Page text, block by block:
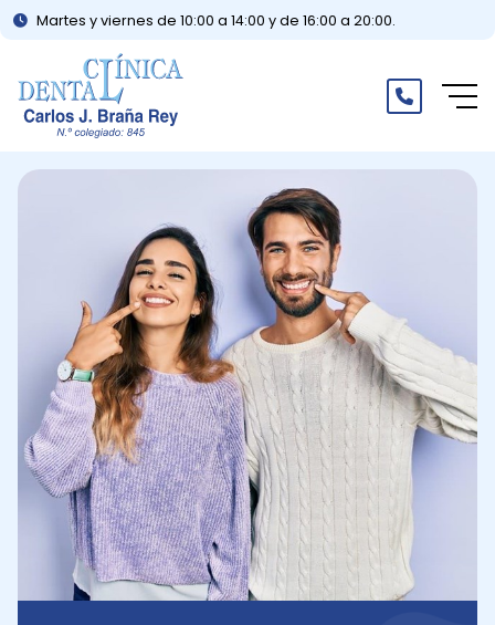
Martes y viernes de 10:00 a 14:00 y de 16:00 a 20:00.